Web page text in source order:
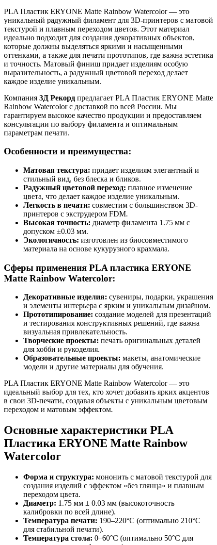
PLA Пластик ERYONE Matte Rainbow Watercolor — это
уникальный радужный филамент для 3D-принтеров с матовой
текстурой и плавным переходом цветов. Этот материал
идеально подходит для создания декоративных объектов,
которые должны выделяться яркими и насыщенными
оттенками, а также для печати прототипов, где важна эстетика
и точность. Матовый финиш придает изделиям особую
выразительность, а радужный цветовой переход делает
каждое изделие уникальным.
Компания 3Д Рекорд предлагает PLA Пластик ERYONE Matte
Rainbow Watercolor с доставкой по всей России. Мы
гарантируем высокое качество продукции и предоставляем
консультации по выбору филамента и оптимальным
параметрам печати.
Особенности и преимущества:
Матовая текстура: придает изделиям элегантный и
стильный вид, без блеска и бликов.
Радужный цветовой переход: плавное изменение
цвета, что делает каждое изделие уникальным.
Легкость в печати: совместим с большинством 3D-
принтеров с экструдером FDM.
Высокая точность: диаметр филамента 1.75 мм с
допуском ±0.03 мм.
Экологичность: изготовлен из биосовместимого
материала на основе кукурузного крахмала.
Сферы применения PLA пластика ERYONE
Matte Rainbow Watercolor:
Декоративные изделия: сувениры, подарки, украшения
и элементы интерьера с ярким и уникальным дизайном.
Прототипирование: создание моделей для презентаций
и тестирования конструктивных решений, где важна
визуальная привлекательность.
Творческие проекты: печать оригинальных деталей
для хобби и рукоделия.
Образовательные проекты: макеты, анатомические
модели и другие материалы для обучения.
PLA Пластик ERYONE Matte Rainbow Watercolor — это
идеальный выбор для тех, кто хочет добавить ярких акцентов
в свои 3D-печати, создавая объекты с уникальным цветовым
переходом и матовым эффектом.
Основные характеристики PLA
Пластика ERYONE Matte Rainbow
Watercolor
Форма и структура: мононить с матовой текстурой для
создания изделий с эффектом «без глянца» и плавным
переходом цвета.
Диаметр: 1.75 мм ± 0.03 мм (высокоточность
калибровки по всей длине).
Температура печати: 190–220°C (оптимально 210°C
для стабильной печати).
Температура стола: 0–60°C (оптимально 50°C для